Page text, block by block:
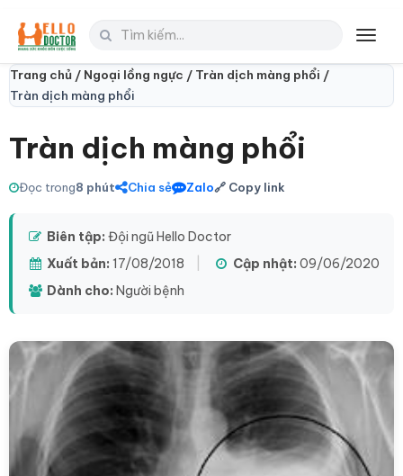
Trang chủ / Ngoại lồng ngực / Tràn dịch màng phổi /
Tràn dịch màng phổi
Tràn dịch màng phổi
Đọc trong8 phút Chia sẻ Zalo🔗 Copy link
Biên tập: Đội ngũ Hello Doctor
Xuất bản: 17/08/2018 Cập nhật: 09/06/2020
Dành cho: Người bệnh